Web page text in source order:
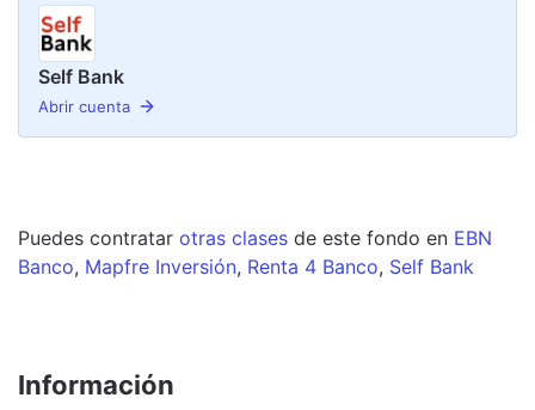
Self Bank
Abrir cuenta
Puedes contratar otras clases de este fondo en EBN
Banco, Mapfre Inversión, Renta 4 Banco, Self Bank
Información